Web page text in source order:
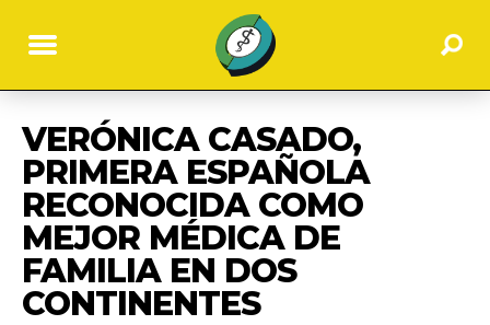
VERÓNICA CASADO,
PRIMERA ESPAÑOLA
RECONOCIDA COMO
MEJOR MÉDICA DE
FAMILIA EN DOS
CONTINENTES